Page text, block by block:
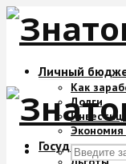
Личный
Как
Долги
Экономия
Государство